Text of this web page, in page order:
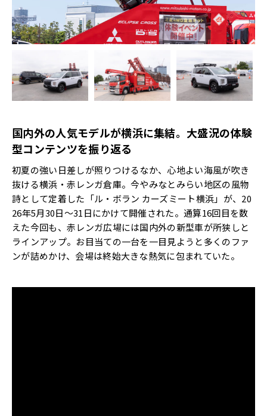
国内外の人気モデルが横浜に集結。大盛況の体験
型コンテンツを振り返る
初夏の強い日差しが照りつけるなか、心地よい海風が吹き
抜ける横浜・赤レンガ倉庫。今やみなとみらい地区の風物
詩として定着した「ル・ボラン カーズミート横浜」が、20
26年5月30日〜31日にかけて開催された。通算16回目を数
えた今回も、赤レンガ広場には国内外の新型車が所狭しと
ラインアップ。お目当ての一台を一目見ようと多くのファ
ンが詰めかけ、会場は終始大きな熱気に包まれていた。